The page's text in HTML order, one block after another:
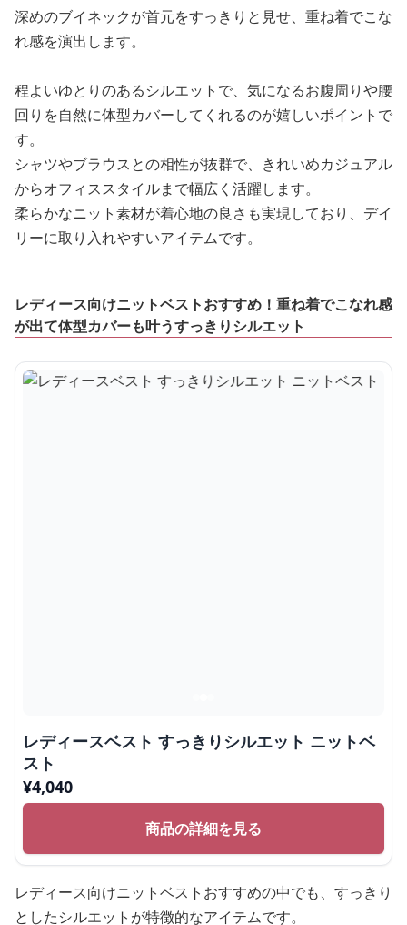
深めのブイネックが首元をすっきりと見せ、重ね着でこな
れ感を演出します。
程よいゆとりのあるシルエットで、気になるお腹周りや腰
回りを自然に体型カバーしてくれるのが嬉しいポイントで
す。
シャツやブラウスとの相性が抜群で、きれいめカジュアル
からオフィススタイルまで幅広く活躍します。
柔らかなニット素材が着心地の良さも実現しており、デイ
リーに取り入れやすいアイテムです。
レディース向けニットベストおすすめ！重ね着でこなれ感
が出て体型カバーも叶うすっきりシルエット
レディースベスト すっきりシルエット ニットベ
スト
¥4,040
商品の詳細を見る
レディース向けニットベストおすすめの中でも、すっきり
としたシルエットが特徴的なアイテムです。